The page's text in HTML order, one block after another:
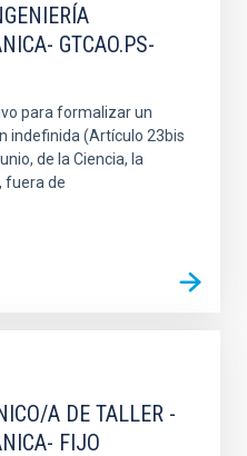
GTCAO.PS-
para formalizar un
indefinida (Artículo 23bis
de la Ciencia, la
fuera de
A DE TALLER -
FIJO